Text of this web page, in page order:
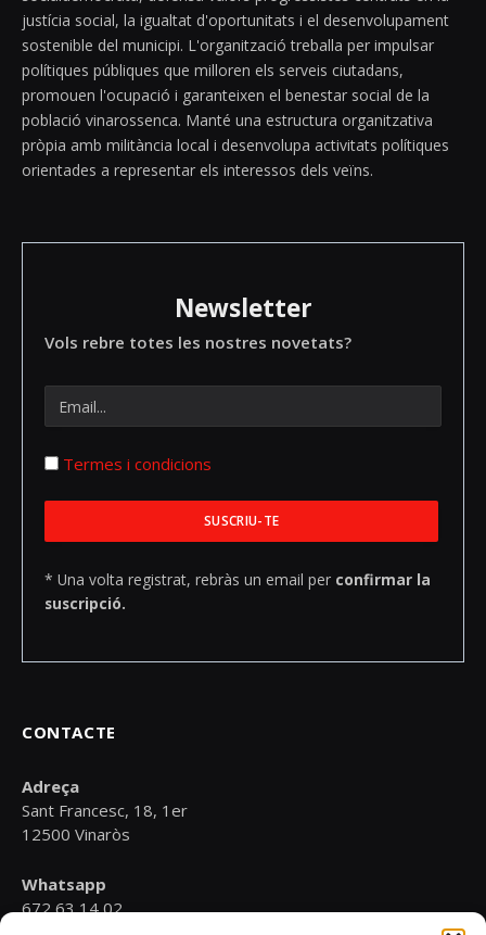
justícia social, la igualtat d'oportunitats i el desenvolupament
sostenible del municipi. L'organització treballa per impulsar
polítiques públiques que milloren els serveis ciutadans,
promouen l'ocupació i garanteixen el benestar social de la
població vinarossenca. Manté una estructura organitzativa
pròpia amb militància local i desenvolupa activitats polítiques
orientades a representar els interessos dels veïns.
Newsletter
Vols rebre totes les nostres novetats?
Termes i condicions
* Una volta registrat, rebràs un email per confirmar la
suscripció.
CONTACTE
Adreça
Sant Francesc, 18, 1er
12500 Vinaròs
Whatsapp
672 63 14 02